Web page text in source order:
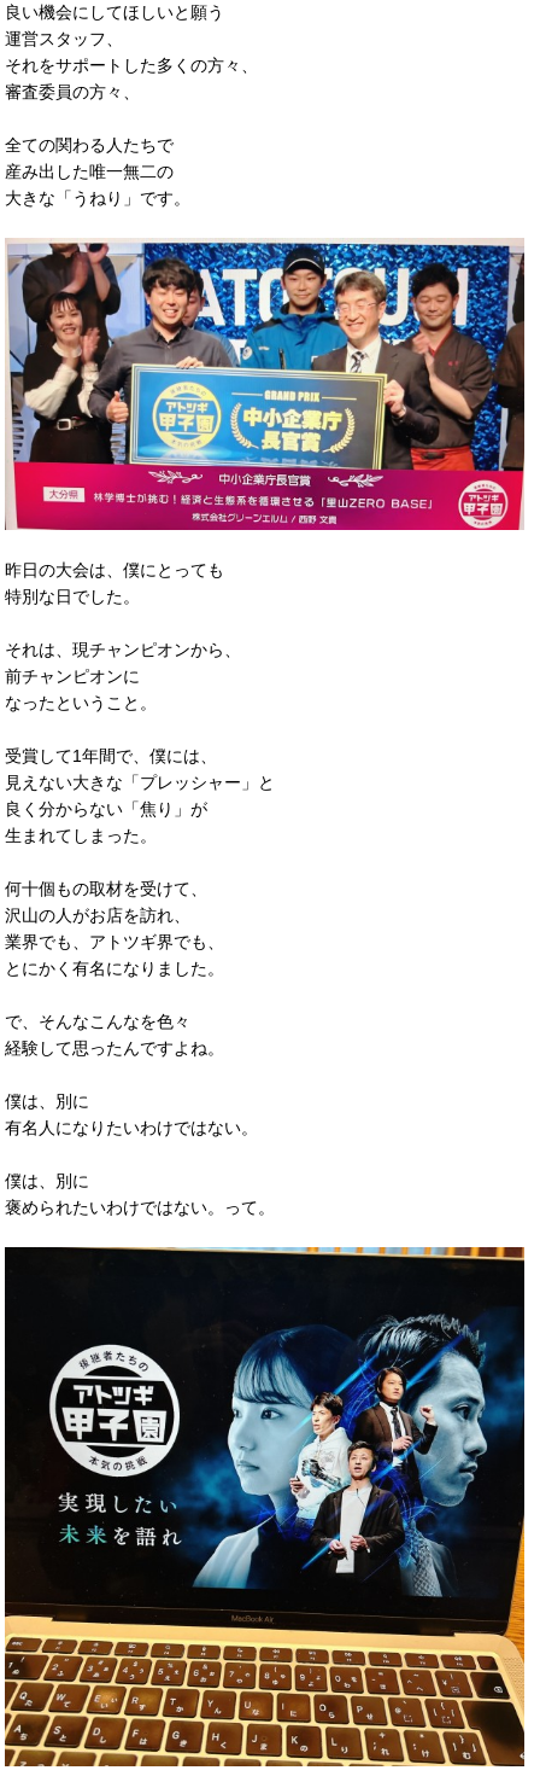
良い機会にしてほしいと願う
運営スタッフ、
それをサポートした多くの方々、
審査委員の方々、
全ての関わる人たちで
産み出した唯一無二の
大きな「うねり」です。
昨日の大会は、僕にとっても
特別な日でした。
それは、現チャンピオンから、
前チャンピオンに
なったということ。
受賞して1年間で、僕には、
見えない大きな「プレッシャー」と
良く分からない「焦り」が
生まれてしまった。
何十個もの取材を受けて、
沢山の人がお店を訪れ、
業界でも、アトツギ界でも、
とにかく有名になりました。
で、そんなこんなを色々
経験して思ったんですよね。
僕は、別に
有名人になりたいわけではない。
僕は、別に
褒められたいわけではない。って。